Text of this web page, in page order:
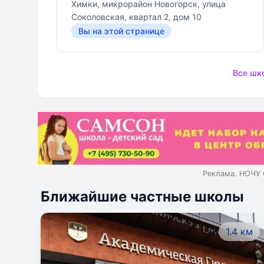
«театралах» держатся все наши
школьные праздники. Дети
понимают это и со всей
серьёзностью относятся к своим
Химки, микрорайон Новогорск, улица
Соколовская, квартал 2, дом 10
Вы на этой странице
Все
Реклама. НОЧУ
Ближайшие частные школы
1.4 км